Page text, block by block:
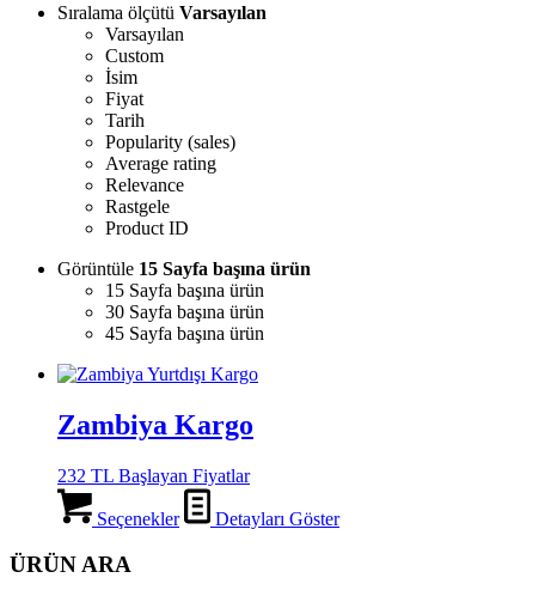
Sıralama ölçütü Varsayılan
Varsayılan
Custom
İsim
Fiyat
Tarih
Popularity (sales)
Average rating
Relevance
Rastgele
Product ID
Görüntüle 15 Sayfa başına ürün
15 Sayfa başına ürün
30 Sayfa başına ürün
45 Sayfa başına ürün
Zambiya Kargo
232 TL Başlayan Fiyatlar
Seçenekler Detayları Göster
ÜRÜN ARA